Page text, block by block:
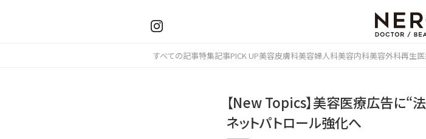
すべての記事特集記事PICK UP美容皮膚科美容婦人科美容内科美容外科再生
【New Topics】美容医療広告に“法
ネットパトロール強化へ